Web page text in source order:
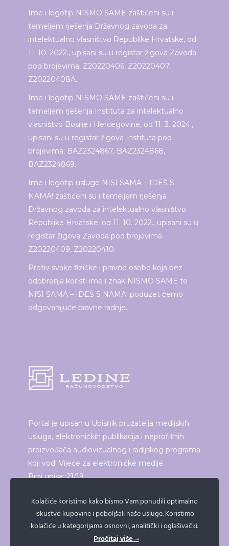
Ime i logotip NISMO SAME zaštićeni su i
temeljem rješenja Državnog zavoda za
intelektualno vlasništvo Republike Hrvatske, od
11. 10. 2022., upisani su u registar žigova Zavoda
pod brojevima: Z20220406, Z20220407,
Z20220408A.
Ime i logotip NISMO SAME zaštićeni su i
temeljem rješenja Instituta za intelektualno
vlasništvo Bosne i Hercegovine, od 11. 3. 2024.,
upisani su u registar žigova Instituta pod
brojevima: BAZ2324867, BAZ2324868,
BAZ2324869.
Ime i logotip usluge NISI SAMA – IDEŠ S
NAMA! zaštićeni su i temeljem rješenja
Državnog zavoda za intelektualno vlasništvo
Republike Hrvatske, od 11. 10. 2022., upisani su u
registar žigova Zavoda pod brojevima
Z20220409, Z20220410.
Protiv svake fizičke i pravne osobe koja bez
odobrenja koristi ime i znak NISMO SAME te
NISI SAMA – IDEŠ S NAMA! poduzet ćemo
odgovarajuće pravne radnje.
Portal je upisan u Upisnik pružatelja medijskih
usluga, elektroničkih publikacija i neprofitnih
proizvođača audiovizualnog i radijskog programa
koji vodi Vijeće za elektroničke medije.
Broj upisa: 21/19
ISPRINTAJ ČLANAK
Kolačiće koristimo kako bismo Vam ponudili optimalno
iskustvo kupovine i poboljšali naše usluge. Koristimo
kolačiće u kategorijama osnovni, analitički i oglašivački.
Pročitaj više